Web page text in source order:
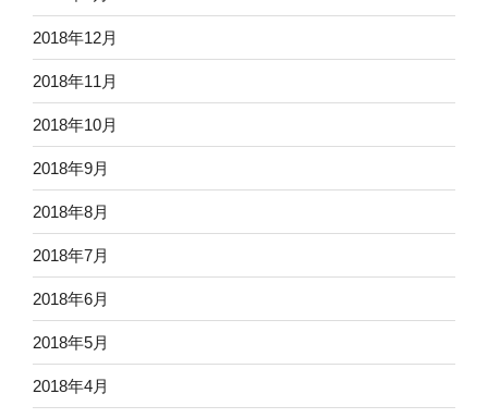
2018年12月
2018年11月
2018年10月
2018年9月
2018年8月
2018年7月
2018年6月
2018年5月
2018年4月